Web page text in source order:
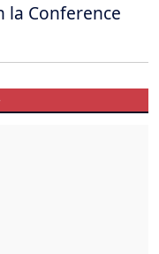
la Conference